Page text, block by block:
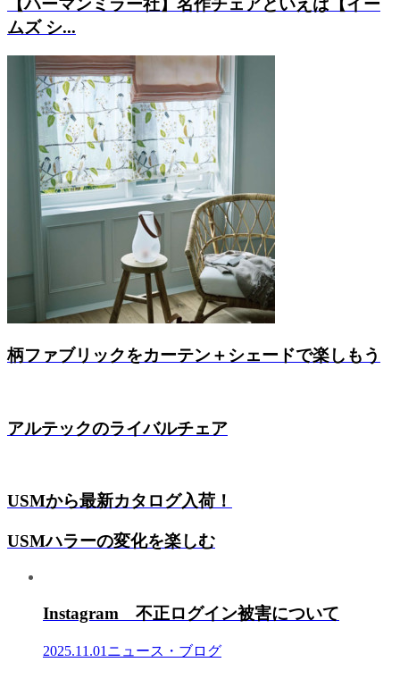
ムズ シ...
柄ファブリックをカーテン＋シェードで楽しもう
アルテックのライバルチェア
USMから最新カタログ入荷！
USMハラーの変化を楽しむ
Instagram 不正ログイン被害について
2025.11.01 ニュース・ブログ